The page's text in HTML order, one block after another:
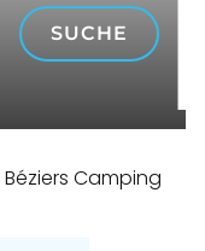
SUCHE
Béziers Camping